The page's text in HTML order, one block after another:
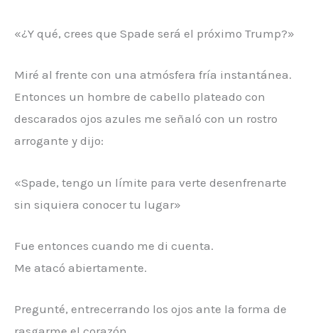
«¿Y qué, crees que Spade será el próximo Trump?»
Miré al frente con una atmósfera fría instantánea.
Entonces un hombre de cabello plateado con
descarados ojos azules me señaló con un rostro
arrogante y dijo:
«Spade, tengo un límite para verte desenfrenarte
sin siquiera conocer tu lugar»
Fue entonces cuando me di cuenta.
Me atacó abiertamente.
Pregunté, entrecerrando los ojos ante la forma de